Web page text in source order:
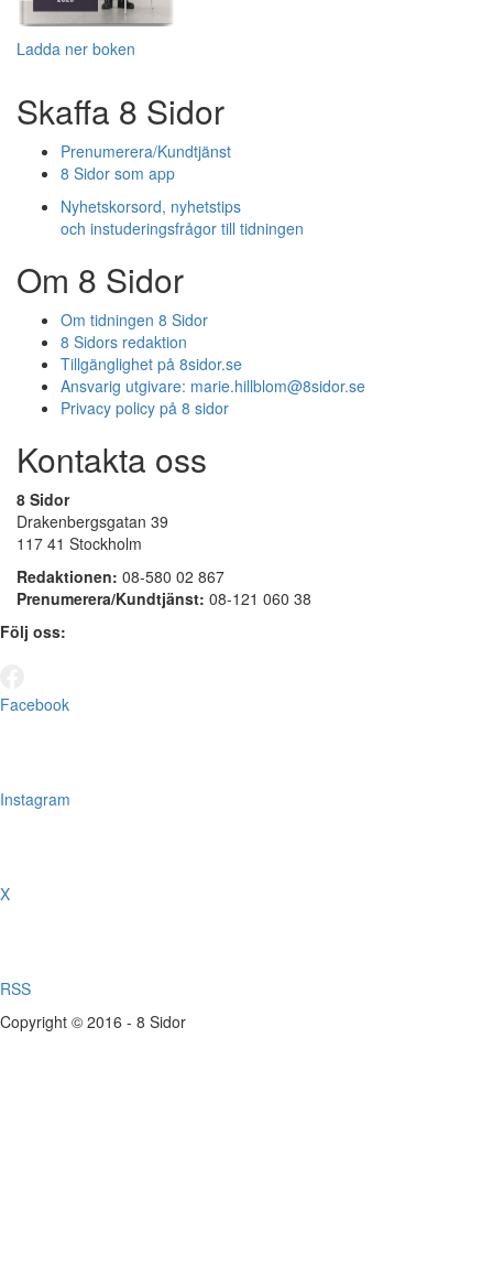
Ladda ner boken
Skaffa 8 Sidor
Prenumerera/Kundtjänst
8 Sidor som app
Nyhetskorsord, nyhetstips
och instuderingsfrågor till tidningen
Om 8 Sidor
Om tidningen 8 Sidor
8 Sidors redaktion
Tillgänglighet på 8sidor.se
Ansvarig utgivare: marie.hillblom@8sidor.se
Privacy policy på 8 sidor
Kontakta oss
8 Sidor
Drakenbergsgatan 39
117 41 Stockholm
Redaktionen: 08-580 02 867
Prenumerera/Kundtjänst: 08-121 060 38
Följ oss:
Facebook
Instagram
X
RSS
Copyright © 2016 - 8 Sidor